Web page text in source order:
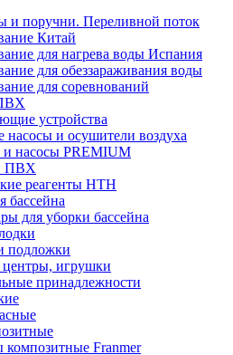
и поручни. Переливной поток
Китай
для нагрева воды Испания
для обеззараживания воды
для соревнований
устройства
насосы и осушители воздуха
насосы PREMIUM
ПВХ
реагенты HTH
бассейна
для уборки бассейна
подложки
игрушки
принадлежности
композитные Franmer